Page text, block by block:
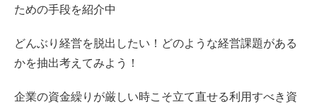
ための手段を紹介中
どんぶり経営を脱出したい！どのような経営課題がある
かを抽出考えてみよう！
企業の資金繰りが厳しい時こそ立て直せる利用すべき資